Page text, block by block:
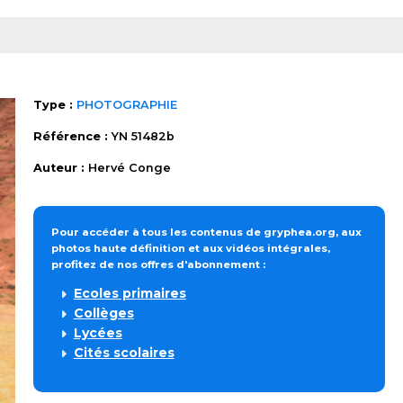
Type : PHOTOGRAPHIE
Référence :YN 51482b
Auteur : Hervé Conge
Pour accéder à tous les contenus de gryphea.org, aux
photos haute définition et aux vidéos intégrales,
profitez de nos offres d'abonnement :
Ecoles primaires
Collèges
Lycées
Cités scolaires